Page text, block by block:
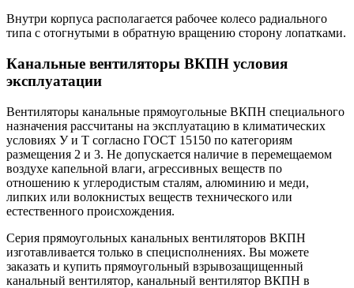
Внутри корпуса располагается рабочее колесо радиального
типа с отогнутыми в обратную вращению сторону лопатками.
Канальные вентиляторы ВКПН условия
эксплуатации
Вентиляторы канальные прямоугольные ВКПН специального
назначения рассчитаны на эксплуатацию в климатических
условиях У и Т согласно ГОСТ 15150 по категориям
размещения 2 и 3. Не допускается наличие в перемещаемом
воздухе капельной влаги, агрессивных веществ по
отношению к углеродистым сталям, алюминию и меди,
липких или волокнистых веществ технического или
естественного происхождения.
Серия прямоугольных канальных вентиляторов ВКПН
изготавливается только в специсполнениях. Вы можете
заказать и купить прямоугольный взрывозащищенный
канальный вентилятор, канальный вентилятор ВКПН в